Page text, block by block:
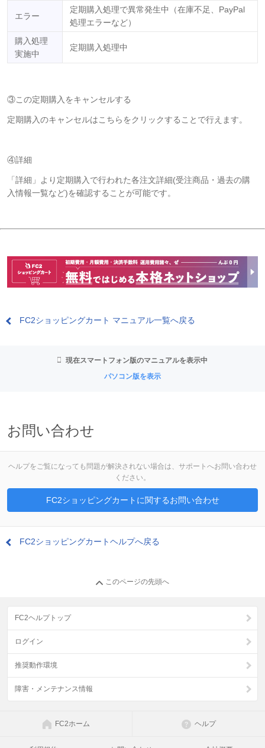
エラー
定期購入処理で異常発生中（在庫不足、PayPal
処理エラーなど）
購入処理
実施中
定期購入処理中
③この定期購入をキャンセルする
定期購入のキャンセルはこちらをクリックすることで行えます。
④詳細
「詳細」より定期購入で行われた各注文詳細(受注商品・過去の購
入情報一覧など)を確認することが可能です。
FC2ショッピングカート マニュアル一覧へ戻る
現在スマートフォン版のマニュアルを表示中
パソコン版を表示
お問い合わせ
ヘルプをご覧になっても問題が解決されない場合は、サポートへお問い合わせ
ください。
FC2ショッピングカートに関するお問い合わせ
FC2ショッピングカートヘルプへ戻る
このページの先頭へ
FC2ヘルプトップ
ログイン
推奨動作環境
障害・メンテナンス情報
FC2ホーム ヘルプ